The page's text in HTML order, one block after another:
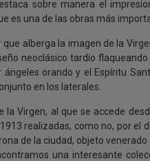
sobre manera el
es una de las obras más
que alberga la imagen de la
neoclásico tardío
ángeles orando y el Espíritu
en los laterales.
la Virgen, al que se accede
realizadas, como no, por el
de la ciudad, objeto
una interesante